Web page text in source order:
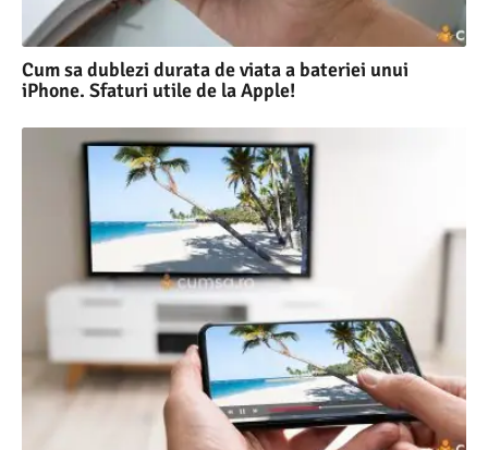
Cum sa dublezi durata de viata a bateriei unui
iPhone. Sfaturi utile de la Apple!